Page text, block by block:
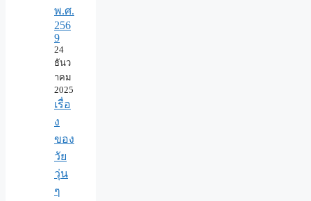
พ.ศ.​
256
9
24
ธันว
าคม
2025
เรื่อ
ง
ของ
วัย
วุ่น
ๆ